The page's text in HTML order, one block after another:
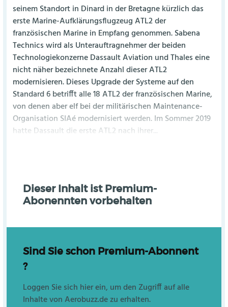
seinem Standort in Dinard in der Bretagne kürzlich das
erste Marine-Aufklärungsflugzeug ATL2 der
französischen Marine in Empfang genommen. Sabena
Technics wird als Unterauftragnehmer der beiden
Technologiekonzerne Dassault Aviation und Thales eine
nicht näher bezeichnete Anzahl dieser ATL2
modernisieren. Dieses Upgrade der Systeme auf den
Standard 6 betrifft alle 18 ATL2 der französischen Marine,
von denen aber elf bei der militärischen Maintenance-
Organisation SIAé modernisiert werden. Im Sommer 2019
hatte Dassault die erste ATL2 nach ihrer...
Dieser Inhalt ist Premium-
Abonennten vorbehalten
Sind Sie schon Premium-Abonnent
?
Loggen Sie sich hier ein, um den Zugriff auf alle
Inhalte von Aerobuzz.de zu erhalten.